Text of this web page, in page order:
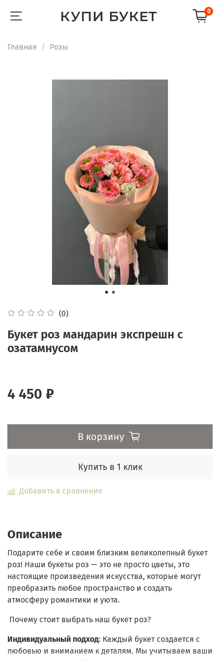
КУПИ БУКЕТ 0
Главная Розы
(0)
Букет роз мандарин экспрешн с
озатамнусом
4 450 ₽
В корзину
Купить в 1 клик
Добавить в сравнение
Описание
Подарите себе и своим близким великолепный букет
роз! Наши букеты роз — это не просто цветы, это
настоящие произведения искусства, которые могут
преобразить любое пространство и создать
атмосферу романтики и уюта.
Почему стоит выбрать наш букет роз?
Индивидуальный подход: Каждый букет создается с
любовью и вниманием к деталям. Мы учитываем ваши